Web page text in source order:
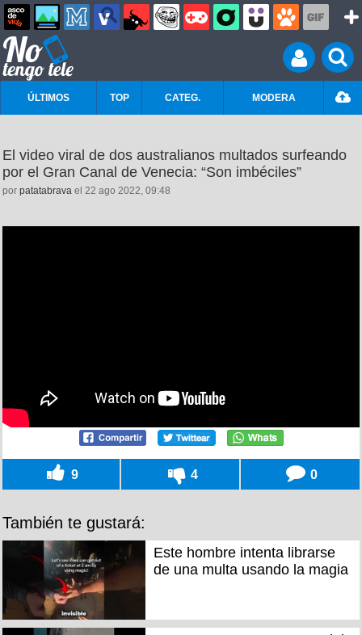
ÚLTIMOS TOP CATEG. MODERA
El video viral de dos australianos multados surfeando
por el Gran Canal de Venecia: “Son imbéciles”
por patatabrava el 22 ago 2022, 09:48
9 4 0
También te gustará:
Este hombre intenta librarse
de una multa usando la magia